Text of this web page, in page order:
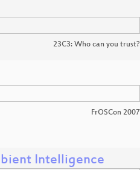
23C3: Who can you trust?
FrOSCon 2007
Intelligence